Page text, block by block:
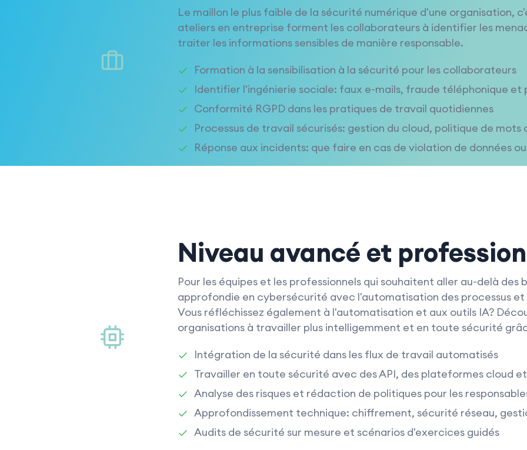
Le maillon le plus faible de la sécurité numérique d'une organisation,
ateliers en entreprise forment les collaborateurs à identifier les
traiter les informations sensibles de manière responsable.
Formation à la sensibilisation à la sécurité pour les collaborateurs
Identifier l'ingénierie sociale: faux e-mails, fraude téléphonique et
Conformité RGPD dans les pratiques de travail quotidiennes
Processus de travail sécurisés: gestion du cloud, politique de
Réponse aux incidents: que faire en cas de violation de données
Niveau avancé et
Pour les équipes et les professionnels qui souhaitent aller au-delà des
approfondie en cybersécurité avec l'automatisation des processus
Vous réfléchissez également à l'automatisation et aux outils IA?
organisations à travailler plus intelligemment et en toute sécurité
Intégration de la sécurité dans les flux de travail automatisés
Travailler en toute sécurité avec des API, des plateformes cloud
Analyse des risques et rédaction de politiques pour les
Approfondissement technique: chiffrement, sécurité réseau,
Audits de sécurité sur mesure et scénarios d'exercices guidés